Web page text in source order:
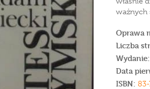
ważnych
Oprawa
Liczba
Wydanie:
Data
ISBN: